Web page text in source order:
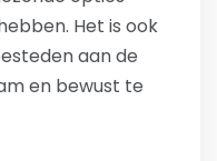
Het is ook
aan de
en bewust te